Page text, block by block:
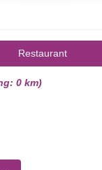
Restaurant
0 km)